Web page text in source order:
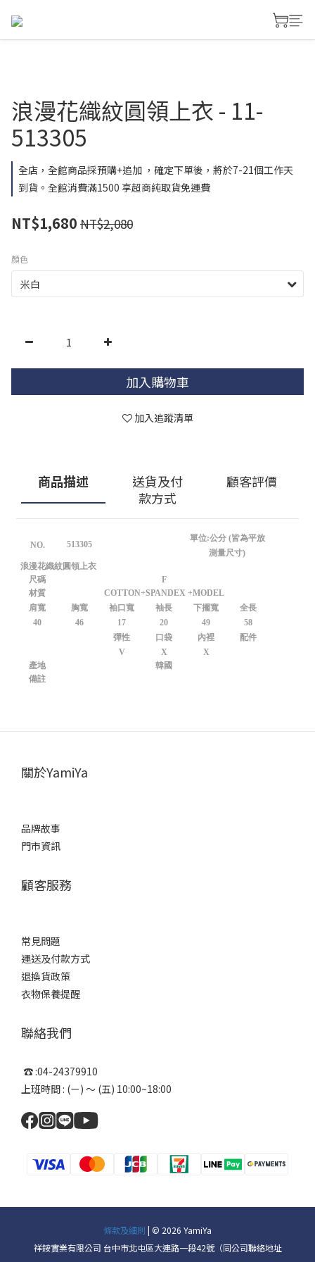
浪漫花織紋圓領上衣 - 11-
513305
全店，全館商品採預購+追加 ，確定下單後，將於7-21個工作天
到貨。全館消費滿1500 享超商純取貨免運費
NT$1,680 NT$2,080
顏色
加入購物車
加入追蹤清單
商品描述
送貨及付
款方式
顧客評價
NO. 513305
單位:公分 (皆為平放
測量尺寸)
浪漫花織紋圓領上衣
尺碼
F
材質
COTTON+SPANDEX +MODEL
肩寬
胸寬 袖口寬 袖長 下擺寬
全長
40
46 17 20 49
58
彈性
口袋 內裡
配件
V
X
X
產地
韓國
備註
關於YamiYa
品牌故事
門市資訊
顧客服務
常見問題
運送及付款方式
退換貨政策
衣物保養提醒
聯絡我們
☎ :04-24379910
上班時間 : (ㄧ) ～ (五) 10:00~18:00
條款及細則 | © 2026 YamiYa
祥銨實業有限公司 台中市北屯區大連路一段42號（同公司聯絡地址